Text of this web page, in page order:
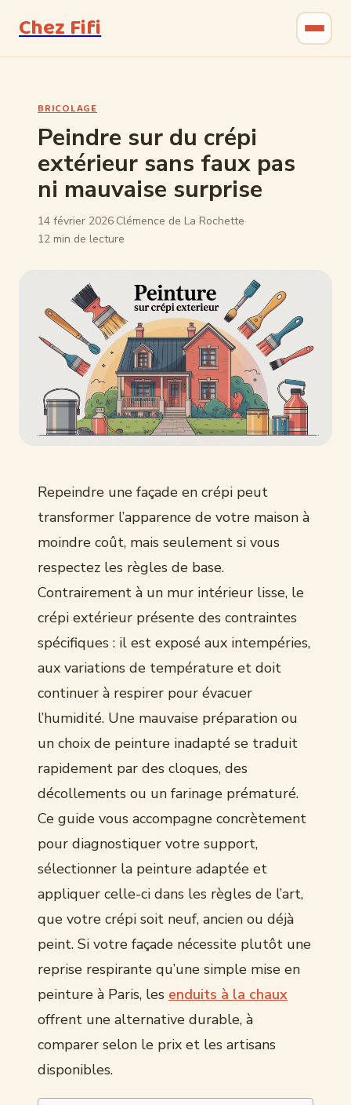
Chez Fifi
Bricolage
Jardinage
BRICOLAGE
Peindre sur du crépi
extérieur sans faux pas
ni mauvaise surprise
14 février 2026·Clémence de La Rochette·
12 min de lecture
Repeindre une façade en crépi peut
transformer l’apparence de votre maison à
moindre coût, mais seulement si vous
respectez les règles de base.
Contrairement à un mur intérieur lisse, le
crépi extérieur présente des contraintes
spécifiques : il est exposé aux intempéries,
aux variations de température et doit
continuer à respirer pour évacuer
l’humidité. Une mauvaise préparation ou
un choix de peinture inadapté se traduit
rapidement par des cloques, des
décollements ou un farinage prématuré.
Ce guide vous accompagne concrètement
pour diagnostiquer votre support,
sélectionner la peinture adaptée et
appliquer celle-ci dans les règles de l’art,
que votre crépi soit neuf, ancien ou déjà
peint. Si votre façade nécessite plutôt une
reprise respirante qu’une simple mise en
peinture à Paris, les enduits à la chaux
offrent une alternative durable, à
comparer selon le prix et les artisans
disponibles.